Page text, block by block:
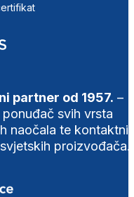
partner od 1957. –
svih vrsta
naočala te
proizvođača.